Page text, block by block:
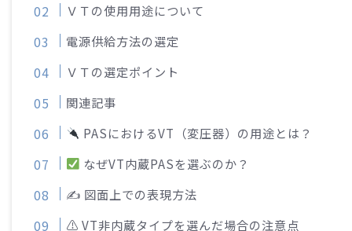
ＶＴの使用用途について
電源供給方法の選定
ＶＴの選定ポイント
関連記事
PASにおけるVT（変圧器）の用途とは？
なぜVT内蔵PASを選ぶのか？
✍️ 図面上での表現方法
⚠ VT非内蔵タイプを選んだ場合の注意点